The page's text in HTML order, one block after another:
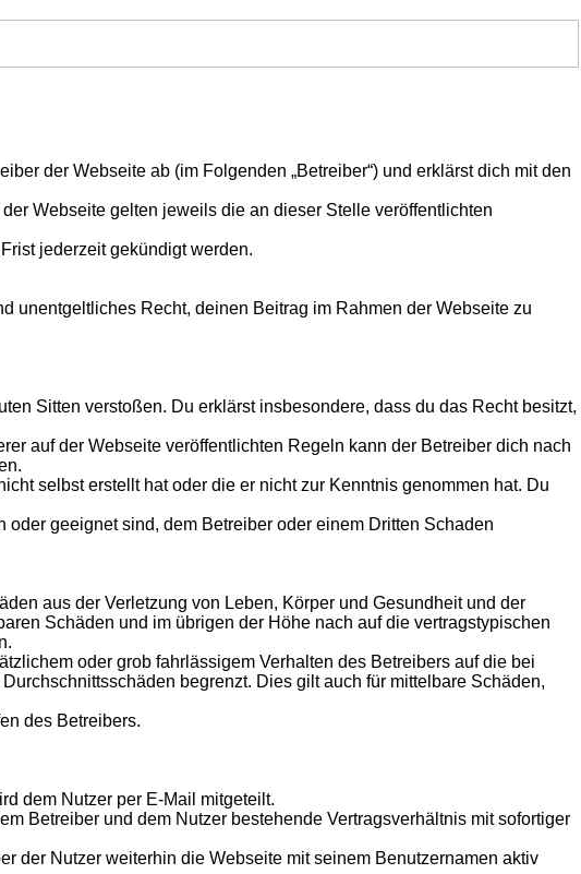
der Webseite ab (im Folgenden „Betreiber“) und erklärst dich mit den
Webseite gelten jeweils die an dieser Stelle veröffentlichten
jederzeit gekündigt werden.
unentgeltliches Recht, deinen Beitrag im Rahmen der Webseite zu
Sitten verstoßen. Du erklärst insbesondere, dass du das Recht besitzt,
auf der Webseite veröffentlichten Regeln kann der Betreiber dich nach
selbst erstellt hat oder die er nicht zur Kenntnis genommen hat. Du
geeignet sind, dem Betreiber oder einem Dritten Schaden
aus der Verletzung von Leben, Körper und Gesundheit und der
Schäden und im übrigen der Höhe nach auf die vertragstypischen
oder grob fahrlässigem Verhalten des Betreibers auf die bei
begrenzt. Dies gilt auch für mittelbare Schäden,
des Betreibers.
dem Nutzer per E-Mail mitgeteilt.
Betreiber und dem Nutzer bestehende Vertragsverhältnis mit sofortiger
der Nutzer weiterhin die Webseite mit seinem Benutzernamen aktiv